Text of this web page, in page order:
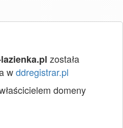
została
wddregistrar.pl
domeny